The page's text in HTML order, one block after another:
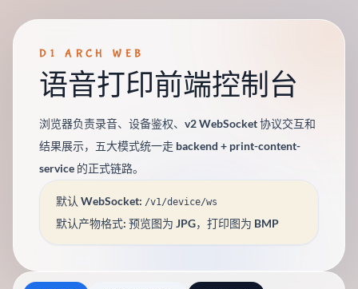
D1 ARCH WEB
语音打印前端控制台
浏览器负责录音、设备鉴权、v2 WebSocket 协议交互和
结果展示，五大模式统一走 backend + print-content-
service 的正式链路。
默认 WebSocket: /v1/device/ws
默认产物格式: 预览图为 JPG，打印图为 BMP